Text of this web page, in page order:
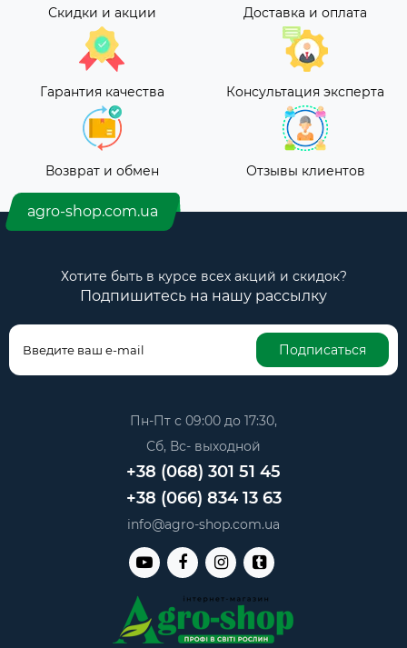
Скидки и акции Доставка и оплата
Гарантия качества Консультация эксперта
Возврат и обмен Отзывы клиентов
agro-shop.com.ua
Хотите быть в курсе всех акций и скидок?
Подпишитесь на нашу рассылку
Подписаться
Пн-Пт с 09:00 до 17:30,
Сб, Вс- выходной
+38 (068) 301 51 45
+38 (066) 834 13 63
info@agro-shop.com.ua